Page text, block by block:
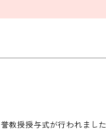
教授授与式が行われま